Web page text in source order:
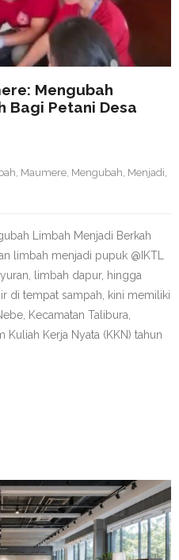
Mengubah
Bagi Petani Desa
, Maumere, Mengubah, Menjadi,
Limbah Menjadi Berkah
limbah menjadi pupuk @IKTL
limbah dapur, hingga
di tempat sampah, kini memiliki
Kecamatan Talibura,
Kuliah Kerja Nyata (KKN) tahun